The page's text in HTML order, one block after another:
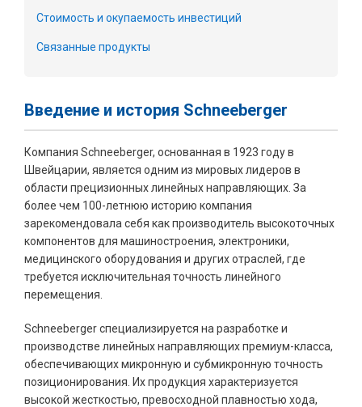
Стоимость и окупаемость инвестиций
Связанные продукты
Введение и история Schneeberger
Компания Schneeberger, основанная в 1923 году в
Швейцарии, является одним из мировых лидеров в
области прецизионных линейных направляющих. За
более чем 100-летнюю историю компания
зарекомендовала себя как производитель высокоточных
компонентов для машиностроения, электроники,
медицинского оборудования и других отраслей, где
требуется исключительная точность линейного
перемещения.
Schneeberger специализируется на разработке и
производстве линейных направляющих премиум-класса,
обеспечивающих микронную и субмикронную точность
позиционирования. Их продукция характеризуется
высокой жесткостью, превосходной плавностью хода,